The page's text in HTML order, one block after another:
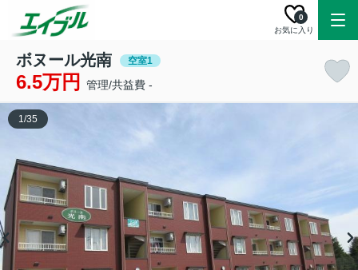
お気に入り
0
ボヌール光南 空室1
6.5万円 管理/共益費 -
1/35